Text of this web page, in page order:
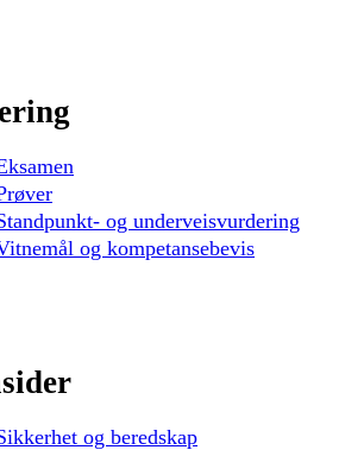
og underveisvurdering
og kompetansebevis
og beredskap